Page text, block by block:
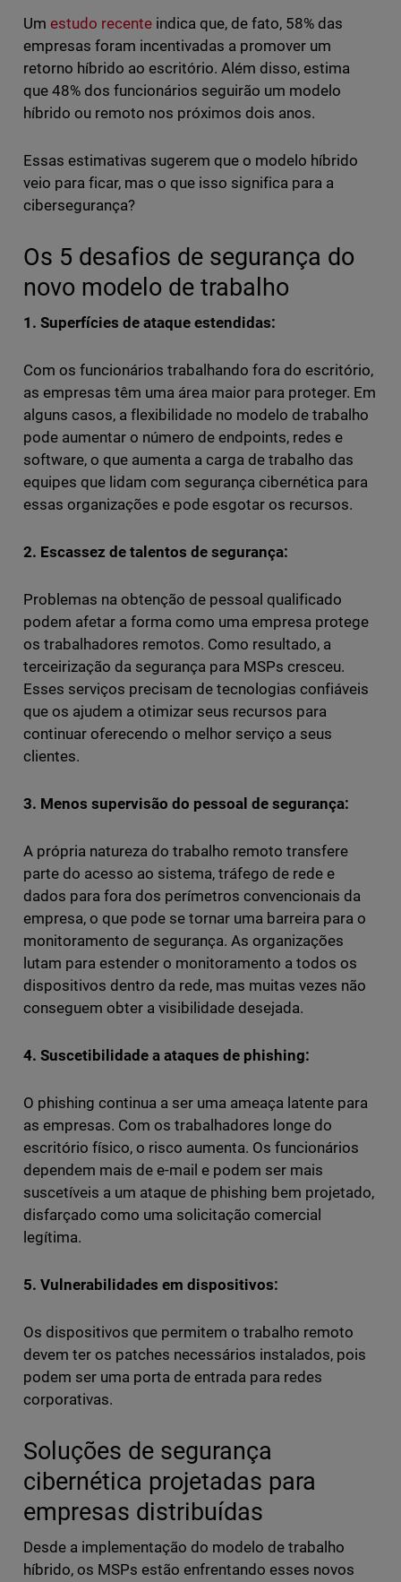
Um estudo recenteindica que, de fato, 58% das
empresas foram incentivadas a promover um
retorno híbrido ao escritório. Além disso, estima
que 48% dos funcionários seguirão um modelo
híbrido ou remoto nos próximos dois anos.
Essas estimativas sugerem que o modelo híbrido
veio para ficar, mas o que isso significa para a
cibersegurança?
Os 5 desafios de segurança do
novo modelo de trabalho
1. Superfícies de ataque estendidas:
Com os funcionários trabalhando fora do escritório,
as empresas têm uma área maior para proteger. Em
alguns casos, a flexibilidade no modelo de trabalho
pode aumentar o número de endpoints, redes e
software, o que aumenta a carga de trabalho das
equipes que lidam com segurança cibernética para
essas organizações e pode esgotar os recursos.
2. Escassez de talentos de segurança:
Problemas na obtenção de pessoal qualificado
podem afetar a forma como uma empresa protege
os trabalhadores remotos. Como resultado, a
terceirização da segurança para MSPs cresceu.
Esses serviços precisam de tecnologias confiáveis
que os ajudem a otimizar seus recursos para
continuar oferecendo o melhor serviço a seus
clientes.
3. Menos supervisão do pessoal de segurança:
A própria natureza do trabalho remoto transfere
parte do acesso ao sistema, tráfego de rede e
dados para fora dos perímetros convencionais da
empresa, o que pode se tornar uma barreira para o
monitoramento de segurança. As organizações
lutam para estender o monitoramento a todos os
dispositivos dentro da rede, mas muitas vezes não
conseguem obter a visibilidade desejada.
4. Suscetibilidade a ataques de phishing:
O phishing continua a ser uma ameaça latente para
as empresas. Com os trabalhadores longe do
escritório físico, o risco aumenta. Os funcionários
dependem mais de e-mail e podem ser mais
suscetíveis a um ataque de phishing bem projetado,
disfarçado como uma solicitação comercial
legítima.
5. Vulnerabilidades em dispositivos:
Os dispositivos que permitem o trabalho remoto
devem ter os patches necessários instalados, pois
podem ser uma porta de entrada para redes
corporativas.
Soluções de segurança
cibernética projetadas para
empresas distribuídas
Desde a implementação do modelo de trabalho
híbrido, os MSPs estão enfrentando esses novos